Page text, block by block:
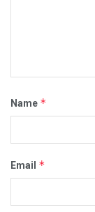
Name *
Email *